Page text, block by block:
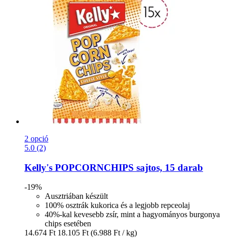
2 opció
5.0 (2)
Kelly's POPCORNCHIPS sajtos, 15 darab
-19%
Ausztriában készült
100% osztrák kukorica és a legjobb repceolaj
40%-kal kevesebb zsír, mint a hagyományos burgonya
chips esetében
14.674 Ft 18.105 Ft (6.988 Ft / kg)